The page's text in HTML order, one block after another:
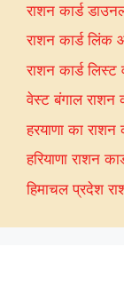
राशन कार्ड
राशन कार्ड लिंक
राशन कार्ड लिस्ट
वेस्ट बंगाल राशन
हरयाणा का राशन
हरियाणा राशन
हिमाचल प्रदेश